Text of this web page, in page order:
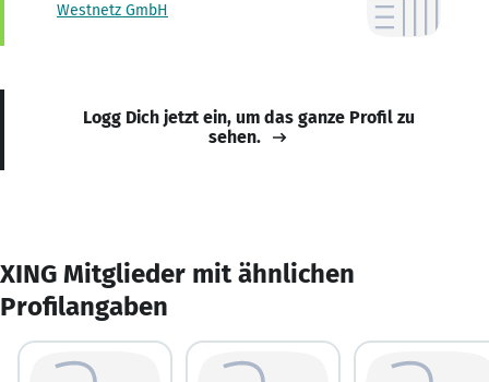
Westnetz GmbH
Logg Dich jetzt ein, um das ganze Profil zu
sehen.
XING Mitglieder mit ähnlichen
Profilangaben